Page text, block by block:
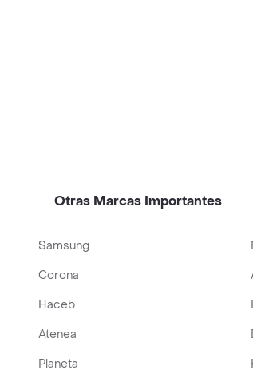
Otras Marcas Importantes
Samsung
Corona
Haceb
Atenea
Planeta